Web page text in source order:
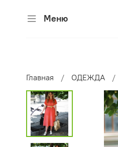
Меню
Главная ОДЕЖДА